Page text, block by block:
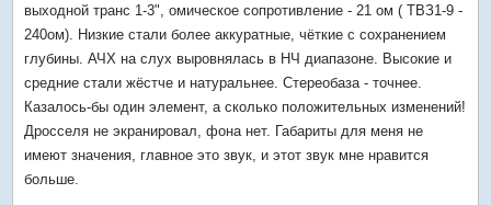
выходной транс 1-3", омическое сопротивление - 21 ом ( ТВЗ1-9 -
240ом). Низкие стали более аккуратные, чёткие с сохранением
глубины. АЧХ на слух выровнялась в НЧ диапазоне. Высокие и
средние стали жёстче и натуральнее. Стереобаза - точнее.
Казалось-бы один элемент, а сколько положительных изменений!
Дросселя не экранировал, фона нет. Габариты для меня не
имеют значения, главное это звук, и этот звук мне нравится
больше.